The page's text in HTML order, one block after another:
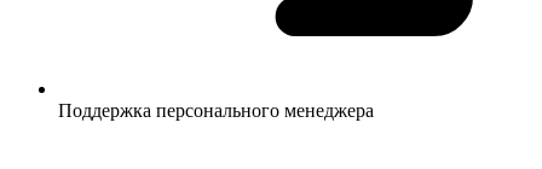
Поддержка персонального менеджера